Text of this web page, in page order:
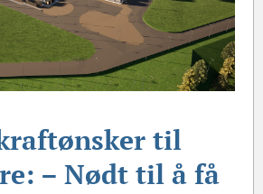
til
–⁠ Nødt til å få